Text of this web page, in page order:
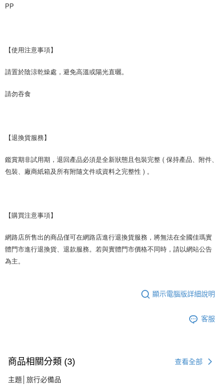
PP
【使用注意事項】
請置於陰涼乾燥處，避免高溫或陽光直曬。
請勿吞食
【退換貨服務】
鑑賞期非試用期，退回產品必須是全新狀態且包裝完整 ( 保持產品、附件、
包裝、廠商紙箱及所有附隨文件或資料之完整性 ) 。
【購買注意事項】
網路店所售出的商品僅可在網路店進行退換貨服務，將無法在全國佳瑪實
體門市進行退換貨、退款服務。若與實體門市價格不同時，請以網站公告
為主。
顯示電腦版詳細說明
客服
商品相關分類 (3) 查看全部
主題│旅行必備品